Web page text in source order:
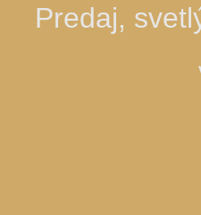
Predaj,